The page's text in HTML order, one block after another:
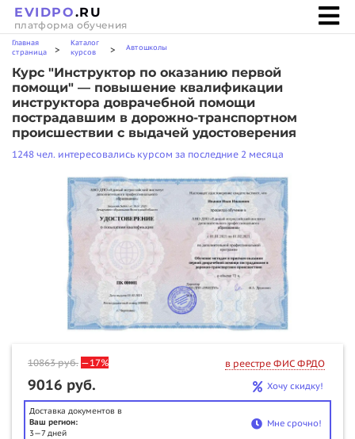
EVIDPO.RU
платформа обучения
Главная
страница
>
Каталог
курсов
> Автошколы
Курс "Инструктор по оказанию первой
помощи" — повышение квалификации
инструктора доврачебной помощи
пострадавшим в дорожно-транспортном
происшествии с выдачей удостоверения
1248 чел. интересовались курсом за последние 2 месяца
10863руб. —17% в реестре ФИС ФРДО
9016 руб. Хочу скидку!
Доставка документов в
Ваш регион:
3—7 дней
Мне срочно!